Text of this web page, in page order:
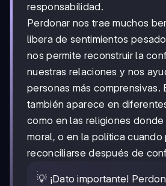
responsabilidad.
Perdonar nos trae muchos
libera de sentimientos
nos permite reconstruir la
nuestras relaciones y nos
personas más comprensivas.
también aparece en
como en las religiones donde
moral, o en la política cuando
reconciliarse después de
💡 ¡Dato importante!